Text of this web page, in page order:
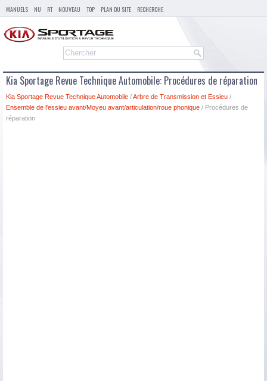
MANUELS NU RT NOUVEAU TOP PLAN DU SITE RECHERCHE
Kia Sportage Revue Technique Automobile: Procédures de réparation
Kia Sportage Revue Technique Automobile /Arbre de Transmission et Essieu /
Ensemble de l′essieu avant/Moyeu avant/articulation/roue phonique / Procédures de
réparation